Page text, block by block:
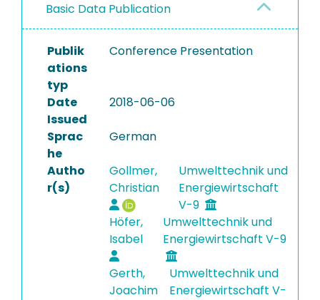
Basic Data Publication
Publik
ations
typ
Conference Presentation
Date
Issued
2018-06-06
Sprac
he
German
Autho
r(s)
Gollmer,
Christian
Umwelttechnik und
Energiewirtschaft
V-9
Höfer,
Isabel
Umwelttechnik und
Energiewirtschaft V-9
Gerth,
Joachim
Umwelttechnik und
Energiewirtschaft V-